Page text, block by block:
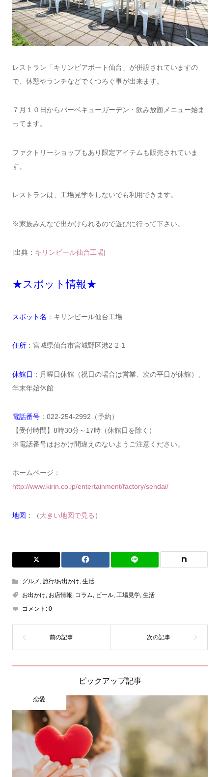
レストラン「キリンビアポート仙台」が併設されていますの
で、休憩やランチなどでくつろぐ事が出来ます。
７月１０日からバーベキューガーデン・飲み放題メニュー始ま
ってます。
ファクトリーショップもあり限定アイテムも販売されていま
す。
レストランは、工場見学をしないでも利用できます。
※家族みんなで出かけられるので遊びに行って下さい。
[出典： キリンビール仙台工場]
★スポット情報★
スポット名 ：キリンビール仙台工場
住所：宮城県仙台市宮城野区港2-2-1
休館日 ：月曜日休館（祝日の場合は営業、次の平日が休館）、
年末年始休館
電話番号：022-254-2992（予約）
【受付時間】8時30分～17時（休館日を除く）
※電話番号はおかけ間違えのないようご注意ください。
ホームページ：
http://www.kirin.co.jp/entertainment/factory/sendai/
地図 ：（大きい地図で見る ）
グルメ , 旅行/お出かけ, 生活
お出かけ, お店情報, コラム, ビール, 工場見学, 生活
コメント: 0
ピックアップ記事
恋愛